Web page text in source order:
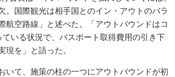
。国際観光は相手国とのイン・アウトのバラ
航空路線」と述べた。「アウトバウンドはコ
いる状況で、パスポート取得費用の引き下
現を」と語った。
て、施策の柱の一つにアウトバウンドが初